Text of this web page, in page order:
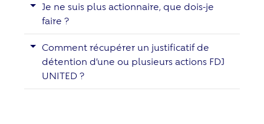
Je ne suis plus actionnaire, que dois-je
faire ?
Comment récupérer un justificatif de
détention d’une ou plusieurs actions FDJ
UNITED ?